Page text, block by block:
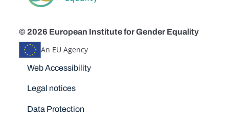
© 2026 European Institute for Gender Equality
An EU Agency
Disclaimers
Web Accessibility
Legal notices
Data Protection